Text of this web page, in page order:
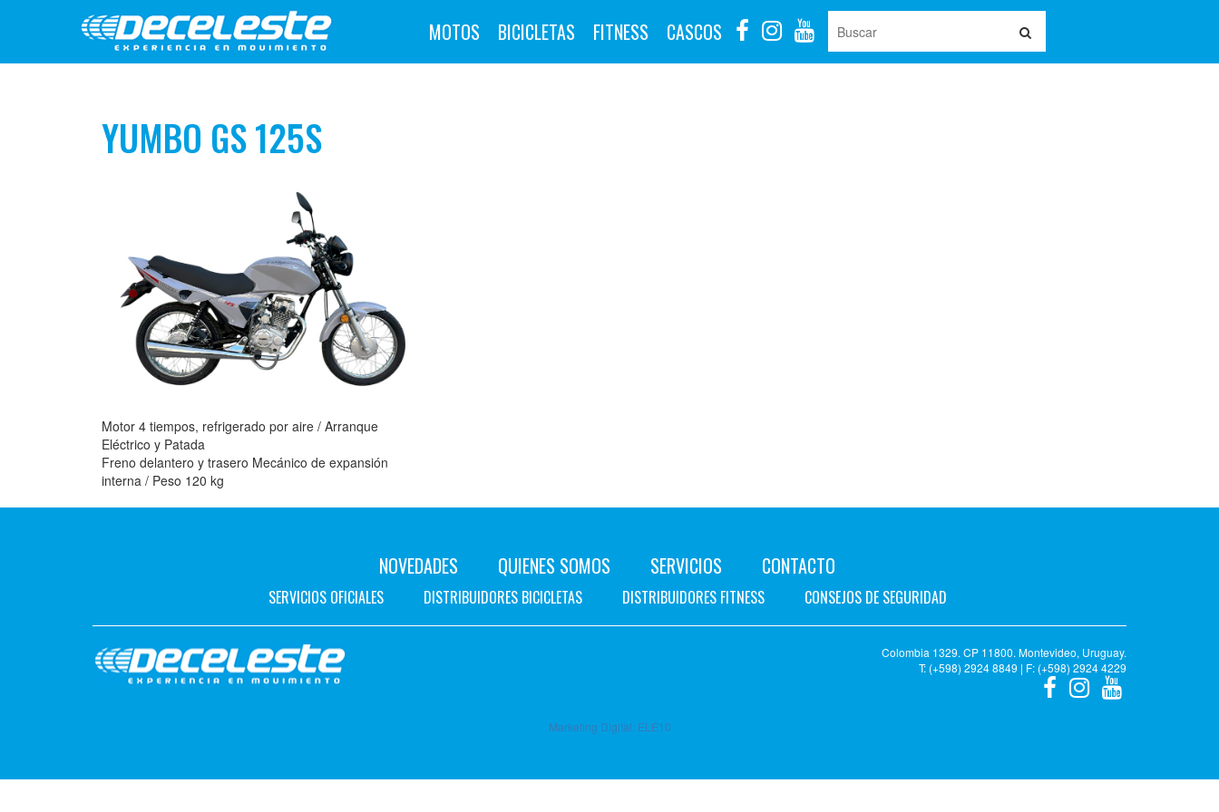
MOTOS BICICLETAS FITNESS CASCOS
YUMBO GS 125S
Motor 4 tiempos, refrigerado por aire / Arranque
Eléctrico y Patada
Freno delantero y trasero Mecánico de expansión
interna / Peso 120 kg
NOVEDADES QUIENES SOMOS SERVICIOS CONTACTO
SERVICIOS OFICIALES DISTRIBUIDORES BICICLETAS DISTRIBUIDORES FITNESS CONSEJOS DE SEGURIDAD
Colombia 1329. CP 11800. Montevideo, Uruguay.
T: (+598) 2924 8849 | F: (+598) 2924 4229
Marketing Digital: ELE10